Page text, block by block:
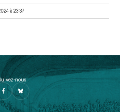
à 23:37
nous